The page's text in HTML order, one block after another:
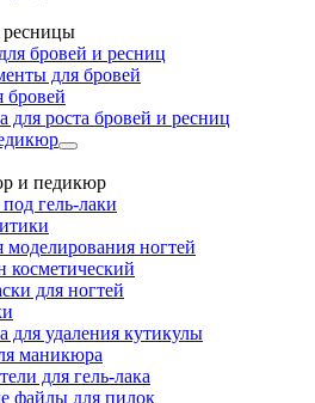
бровей и ресниц
для бровей
бровей
для роста бровей и ресниц
и педикюр
гель-лаки
моделирования ногтей
косметический
для ногтей
для удаления кутикулы
маникюра
для гель-лака
файлы для пилок